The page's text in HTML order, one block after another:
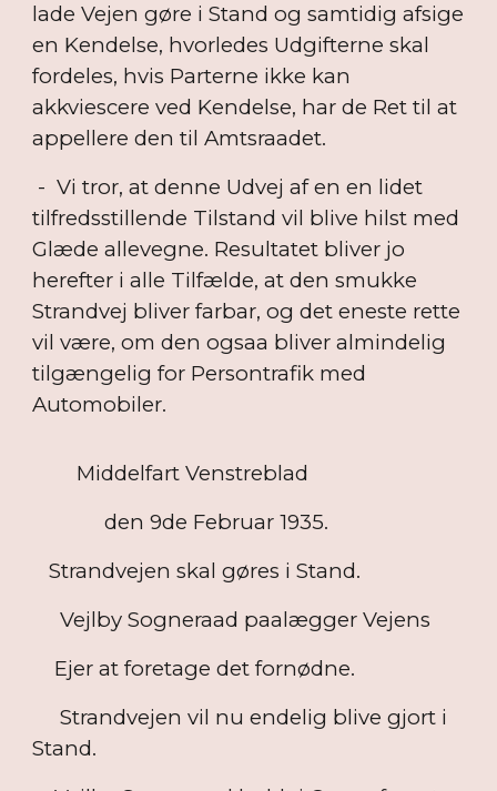
lade Vejen gøre i Stand og samtidig afsige
en Kendelse, hvorledes Udgifterne skal
fordeles, hvis Parterne ikke kan
akkviescere ved Kendelse, har de Ret til at
appellere den til Amtsraadet.
- Vi tror, at denne Udvej af en en lidet
tilfredsstillende Tilstand vil blive hilst med
Glæde allevegne. Resultatet bliver jo
herefter i alle Tilfælde, at den smukke
Strandvej bliver farbar, og det eneste rette
vil være, om den ogsaa bliver almindelig
tilgængelig for Persontrafik med
Automobiler.
Middelfart Venstreblad
den 9de Februar 1935.
Strandvejen skal gøres i Stand.
Vejlby Sogneraad paalægger Vejens
Ejer at foretage det fornødne.
Strandvejen vil nu endelig blive gjort i
Stand.